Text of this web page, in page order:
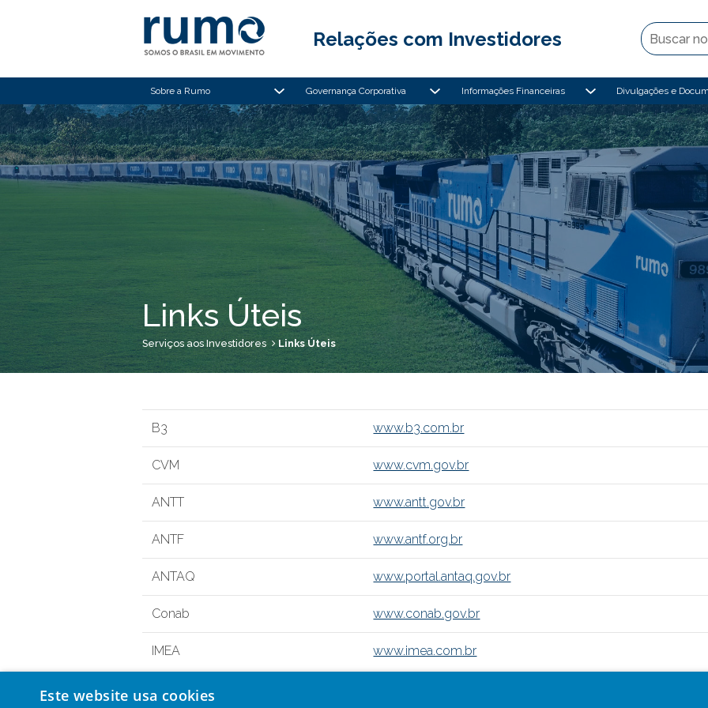
Relações com Investidores
Sobre a Rumo Governança Corporativa Informações Financeiras Divulgações e
Links Úteis
Serviços aos Investidores Links Úteis
B3 www.b3.com.br
CVM www.cvm.gov.br
ANTT www.antt.gov.br
ANTF www.antf.org.br
ANTAQ www.portal.antaq.gov.br
Conab www.conab.gov.br
IMEA www.imea.com.br
Este website usa cookies